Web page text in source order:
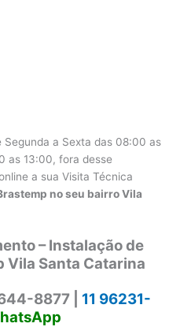
a Sexta das 08:00 as
as 13:00, fora desse
a sua Visita Técnica
no seu bairro Vila
– Instalação de
Vila Santa Catarina
8877 | 11 96231-